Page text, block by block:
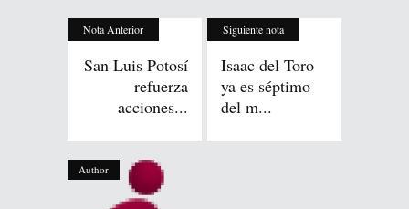
Nota Anterior
San Luis Potosí
refuerza
acciones...
Siguiente nota
Isaac del Toro
ya es séptimo
del m...
Author